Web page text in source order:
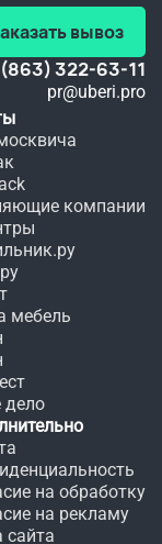
видать
мне
платья
в этот
день.
вывоз
(863) 322-63-11
pr@uberi.pro
компании
мебель
дело
на обработку
на рекламу
сайта